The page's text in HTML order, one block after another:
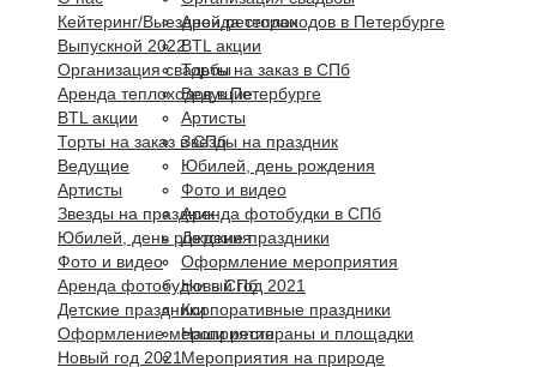
Аренда теплоходов в Петербурге
BTL акции
Торты на заказ в СПб
Ведущие
Артисты
Звезды на праздник
Юбилей, день рождения
Фото и видео
Аренда фотобудки в СПб
Детские праздники
Оформление мероприятия
Новый год 2021
Корпоративные праздники
Наши рестораны и площадки
Мероприятия на природе
Кейтеринг/Выездной ресторан
Выпускной 2022
Организация свадьбы
Аренда теплоходов в Петербурге
BTL акции
Торты на заказ в СПб
Ведущие
Артисты
Звезды на праздник
Юбилей, день рождения
Фото и видео
Аренда фотобудки в СПб
Детские праздники
Оформление мероприятия
Новый год 2021